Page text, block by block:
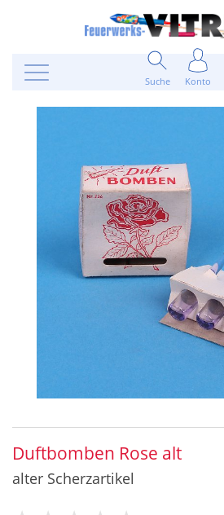
Suche Konto
Duftbomben Rose alt
alter Scherzartikel